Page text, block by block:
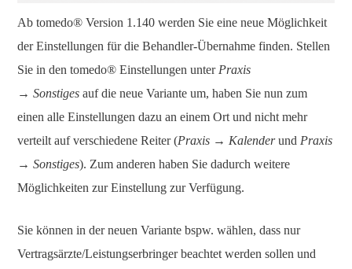
Ab tomedo® Version 1.140 werden Sie eine neue Möglichkeit
der Einstellungen für die Behandler-Übernahme finden. Stellen
Sie in den tomedo® Einstellungen unterPraxis
→ Sonstiges auf die neue Variante um, haben Sie nun zum
einen alle Einstellungen dazu an einem Ort und nicht mehr
verteilt auf verschiedene Reiter (Praxis → Kalenderund Praxis
→ Sonstiges). Zum anderen haben Sie dadurch weitere
Möglichkeiten zur Einstellung zur Verfügung.
Sie können in der neuen Variante bspw. wählen, dass nur
Vertragsärzte/Leistungserbringer beachtet werden sollen und